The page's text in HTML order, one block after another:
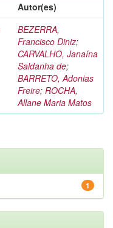
Autor(es)
BEZERRA,
Francisco Diniz;
CARVALHO, Janaína
Saldanha de;
BARRETO, Adonias
Freire; ROCHA,
Allane Maria Matos
1